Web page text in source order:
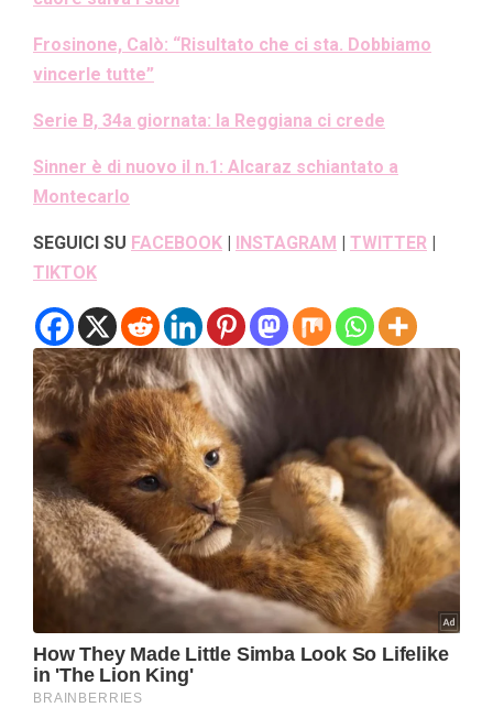
Frosinone, Calò: “Risultato che ci sta. Dobbiamo
vincerle tutte”
Serie B, 34a giornata: la Reggiana ci crede
Sinner è di nuovo il n.1: Alcaraz schiantato a
Montecarlo
SEGUICI SU FACEBOOK | INSTAGRAM | TWITTER |
TIKTOK